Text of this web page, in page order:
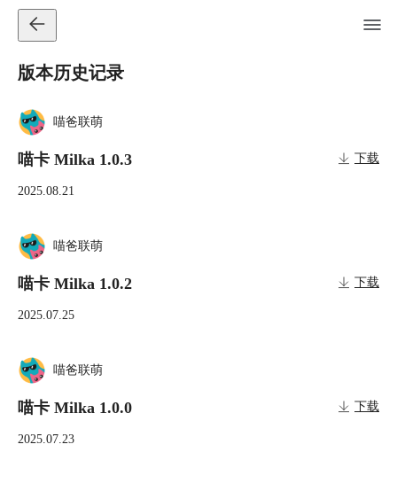
版本历史记录
喵爸联萌
喵卡 Milka 1.0.3 下载
2025.08.21
喵爸联萌
喵卡 Milka 1.0.2 下载
2025.07.25
喵爸联萌
喵卡 Milka 1.0.0 下载
2025.07.23